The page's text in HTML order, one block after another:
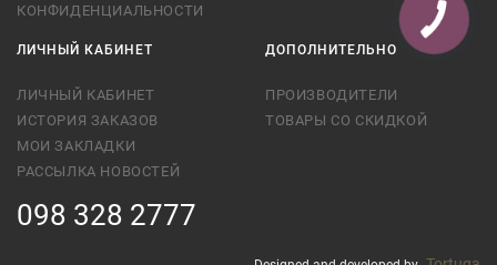
КОНФИДЕНЦИАЛЬНОСТИ
ЛИЧНЫЙ КАБИНЕТ
ЛИЧНЫЙ КАБИНЕТ
ИСТОРИЯ ЗАКАЗОВ
МОИ ЗАКЛАДКИ
РАССЫЛКА НОВОСТЕЙ
ДОПОЛНИТЕЛЬНО
ПРОИЗВОДИТЕЛИ
ТОВАРЫ СО СКИДКОЙ
098 328 2777